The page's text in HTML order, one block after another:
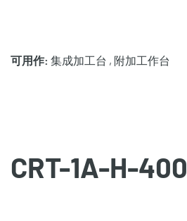
可用作: 集成加工台 , 附加工作台
CRT-1A-H-400